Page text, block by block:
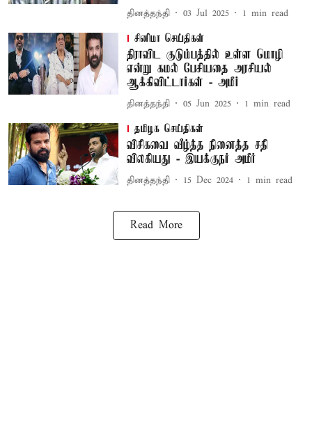
தினத்தந்தி 03 Jul 2025 1 min read
சினிமா செய்திகள்
திராவிட குடும்பத்தில் உள்ள மொழி
என்று கமல் பேசியதை அரசியல்
ஆக்கிவிட்டார்கள் - அமீர்
தினத்தந்தி 05 Jun 2025 1 min read
தமிழக செய்திகள்
விசிகவை வீழ்த்த நினைத்த சதி
விலகியது - இயக்குநர் அமீர்
தினத்தந்தி 15 Dec 2024 1 min read
Read More